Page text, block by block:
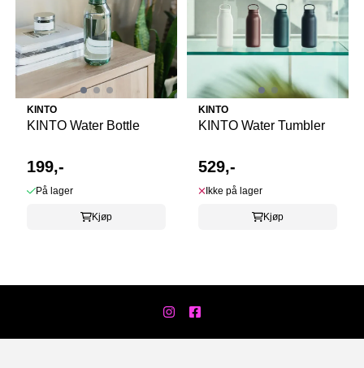
KINTO
KINTO Water Bottle
199,-
På lager
Kjøp
KINTO
KINTO Water Tumbler
529,-
Ikke på lager
Kjøp